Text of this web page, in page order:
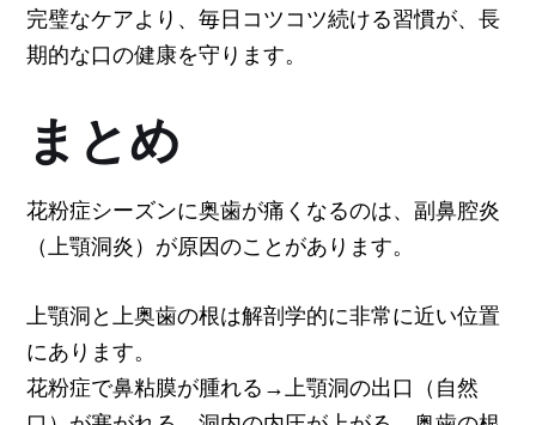
完璧なケアより、毎日コツコツ続ける習慣が、長
期的な口の健康を守ります。
まとめ
花粉症シーズンに奥歯が痛くなるのは、副鼻腔炎
（上顎洞炎）が原因のことがあります。
上顎洞と上奥歯の根は解剖学的に非常に近い位置
にあります。
花粉症で鼻粘膜が腫れる→上顎洞の出口（自然